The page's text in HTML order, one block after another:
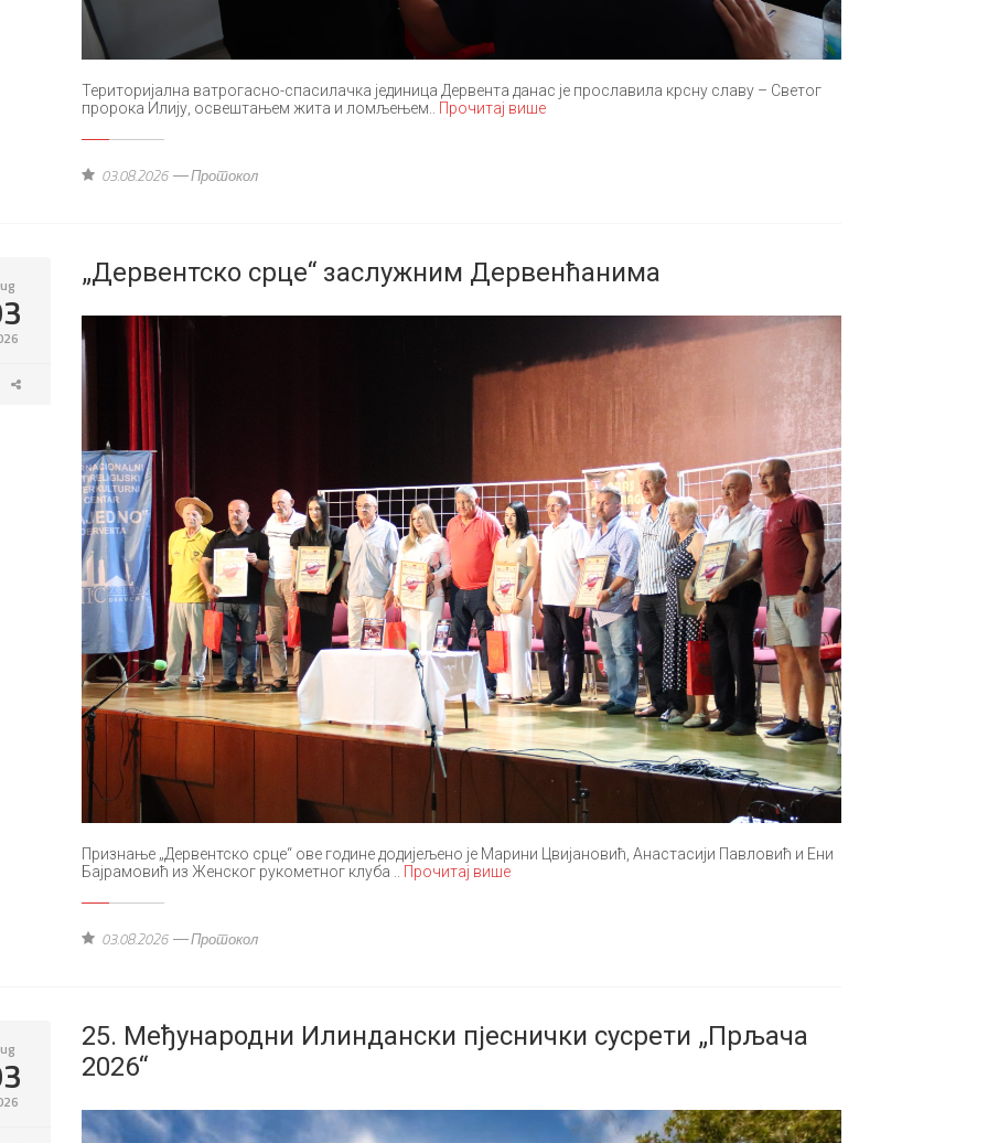
Територијална ватрогасно-спасилачка јединица Дервента данас је прославила крсну славу – Светог
пророка Илију, освештањем жита и ломљењем..
Прочитај више
03.08.2026 Протокол
„Дервентско срце“ заслужним Дервенћанима
Признање „Дервентско срце“ ове године додијељено је Марини Цвијановић, Анастасији Павловић и Ени
Бајрамовић из Женског рукометног клуба .. Прочитај више
03.08.2026 Протокол
25. Међународни Илиндански пјеснички сусрети „Прљача
2026“